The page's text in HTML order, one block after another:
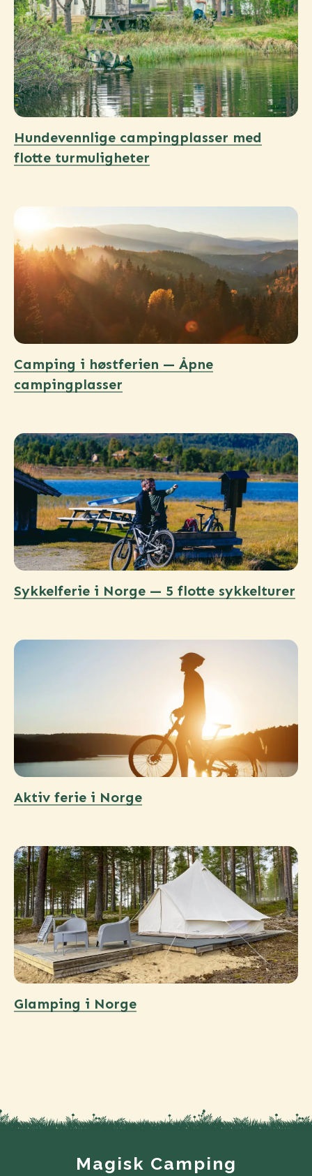
Hundevennlige campingplasser med
flotte turmuligheter
Camping i høstferien — Åpne
campingplasser
Sykkelferie i Norge — 5 flotte sykkelturer
Aktiv ferie i Norge
Glamping i Norge
Magisk Camping